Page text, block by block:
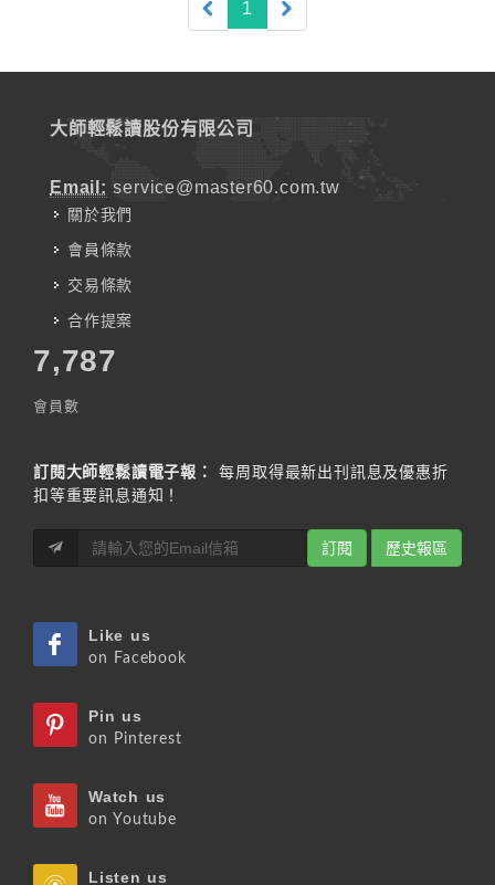
1 (current)
大師輕鬆讀股份有限公司
Email: service@master60.com.tw
關於我們
會員條款
交易條款
合作提案
7,787
會員數
訂閱大師輕鬆讀電子報：
每周取得最新出刊訊息及優惠折
扣等重要訊息通知！
訂閱 歷史報區
Like us
on Facebook
Pin us
on Pinterest
Watch us
on Youtube
Listen us